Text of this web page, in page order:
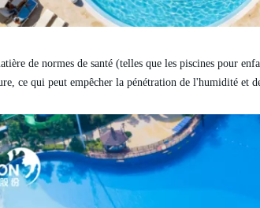
de normes de santé (telles que les piscines pour
ce qui peut empêcher la pénétration de l'humidité